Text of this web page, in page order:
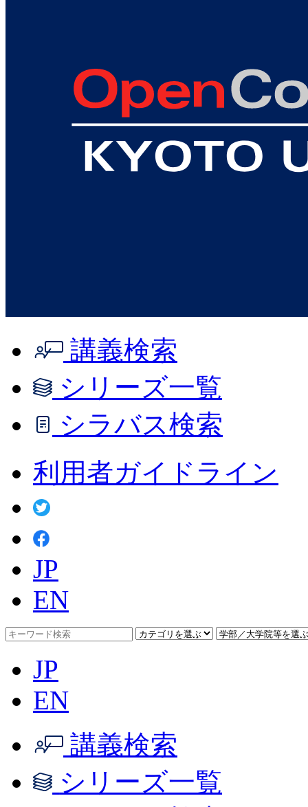
講義検索
シリーズ一覧
シラバス検索
利用者ガイドライン
JP
EN
JP
EN
講義検索
シリーズ一覧